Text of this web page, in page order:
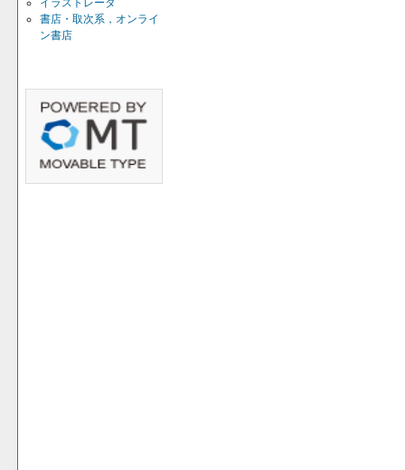
イラストレータ
書店・取次系，オンライ
ン書店